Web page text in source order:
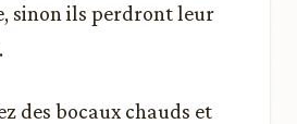
sinon ils perdront leur
des bocaux chauds et